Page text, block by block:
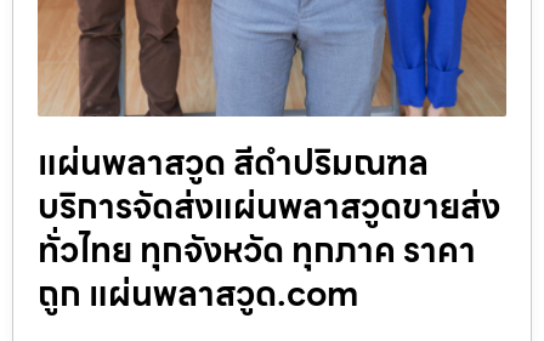
แผ่นพลาสวูด สีดำปริมณฑล
บริการจัดส่งแผ่นพลาสวูดขายส่ง
ทั่วไทย ทุกจังหวัด ทุกภาค ราคา
ถูก แผ่นพลาสวูด.com